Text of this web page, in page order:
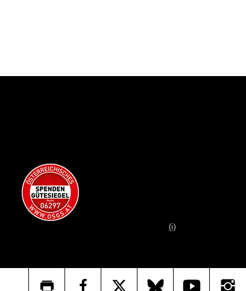
(i)